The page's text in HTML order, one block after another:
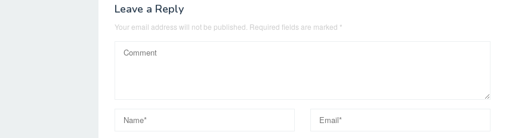
Leave a Reply
Your email address will not be published. Required fields are marked *